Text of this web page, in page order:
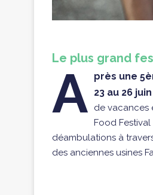
Le plus grand
A près une
23 au 26
de vacances
Food
déambulations à
des anciennes usines